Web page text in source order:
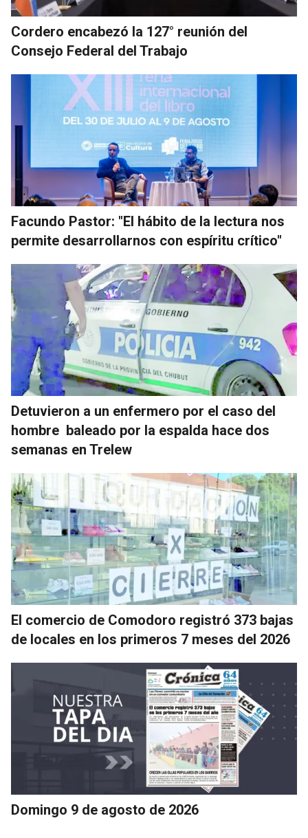
Cordero encabezó la 127° reunión del
Consejo Federal del Trabajo
Facundo Pastor: "El hábito de la lectura nos
permite desarrollarnos con espíritu crítico"
Detuvieron a un enfermero por el caso del
hombre baleado por la espalda hace dos
semanas en Trelew
El comercio de Comodoro registró 373 bajas
de locales en los primeros 7 meses del 2026
Domingo 9 de agosto de 2026